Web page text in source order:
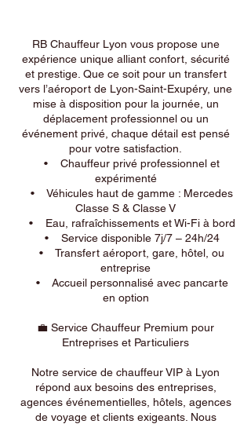
RB Chauffeur Lyon vous propose une
expérience unique alliant confort, sécurité
et prestige. Que ce soit pour un transfert
vers l’aéroport de Lyon-Saint-Exupéry, une
mise à disposition pour la journée, un
déplacement professionnel ou un
événement privé, chaque détail est pensé
pour votre satisfaction.
• Chauffeur privé professionnel et
expérimenté
• Véhicules haut de gamme : Mercedes
Classe S & Classe V
• Eau, rafraîchissements et Wi-Fi à bord
• Service disponible 7j/7 – 24h/24
• Transfert aéroport, gare, hôtel, ou
entreprise
• Accueil personnalisé avec pancarte
en option
💼 Service Chauffeur Premium pour
Entreprises et Particuliers
Notre service de chauffeur VIP à Lyon
répond aux besoins des entreprises,
agences événementielles, hôtels, agences
de voyage et clients exigeants. Nous